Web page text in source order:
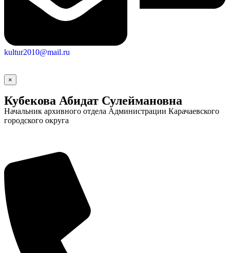
kultur2010@mail.ru
×
Кубекова Абидат Сулеймановна
Начальник архивного отдела Администрации Карачаевского
городского округа